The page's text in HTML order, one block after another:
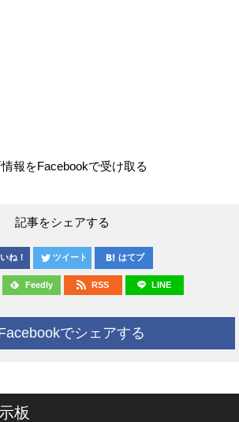
報をFacebookで受け取る
記事をシェアする
ね！ ツイート はてブ
Feedly RSS LINE
でシェアする
板